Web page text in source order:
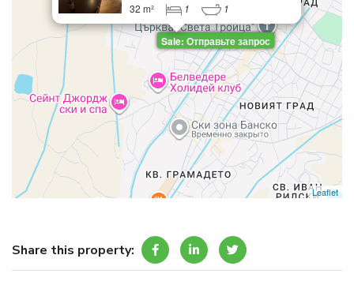
Sale: Отправьте запрос
32 m² 1 1
Leaflet
Share this property: